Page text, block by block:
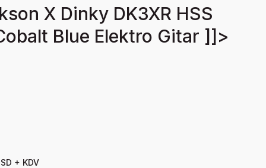
X Dinky DK3XR HSS
Blue Elektro Gitar ]]>
+ KDV